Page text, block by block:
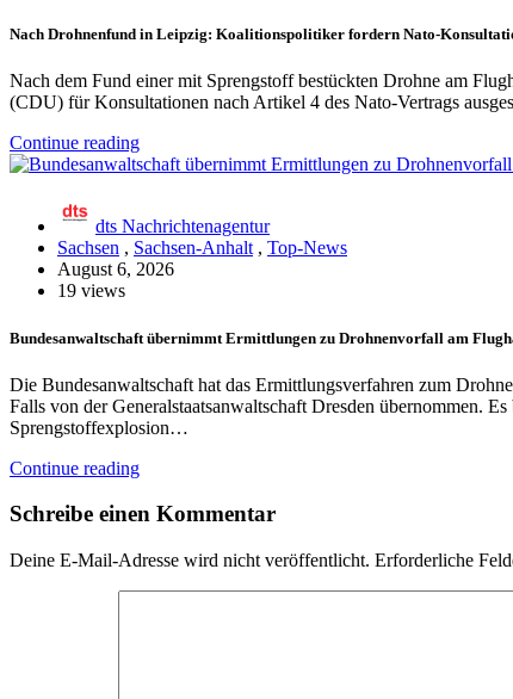
Nach Drohnenfund in Leipzig: Koalitionspolitiker fordern Nato-
Nach dem Fund einer mit Sprengstoff bestückten Drohne am
(CDU) für Konsultationen nach Artikel 4 des Nato-Vertrags
Continue reading
dts Nachrichtenagentur
Sachsen , Sachsen-Anhalt, Top-News
August 6, 2026
19 views
Bundesanwaltschaft übernimmt Ermittlungen zu Drohnenvorfall am
Die Bundesanwaltschaft hat das Ermittlungsverfahren zum
Falls von der Generalstaatsanwaltschaft Dresden übernommen.
Sprengstoffexplosion…
Continue reading
Schreibe einen Kommentar
Deine E-Mail-Adresse wird nicht veröffentlicht. Erforderliche